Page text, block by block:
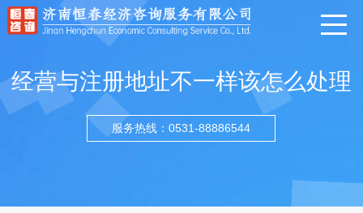
经营与注册地址不一样该怎么处理
服务热线：0531-88886544